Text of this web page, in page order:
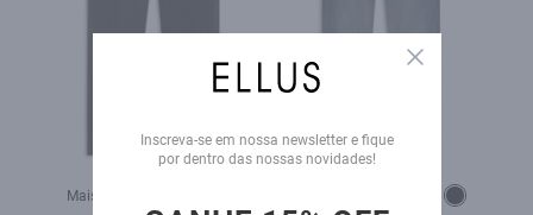
Mais cores:
Close
Inscreva-se em nossa newsletter e fique
por dentro das nossas novidades!